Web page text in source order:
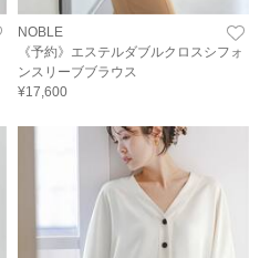
NOBLE
《予約》エステルダブルクロスシフォ
ンスリーブブラウス
¥17,600